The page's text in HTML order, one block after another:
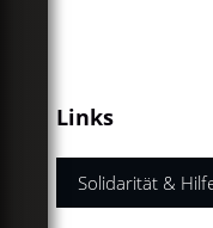
Links
Solidarität &